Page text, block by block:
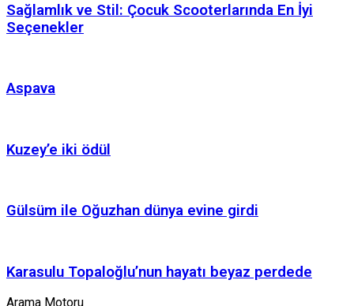
Sağlamlık ve Stil: Çocuk Scooterlarında En İyi
Seçenekler
Aspava
Kuzey’e iki ödül
Gülsüm ile Oğuzhan dünya evine girdi
Karasulu Topaloğlu’nun hayatı beyaz perdede
Arama Motoru